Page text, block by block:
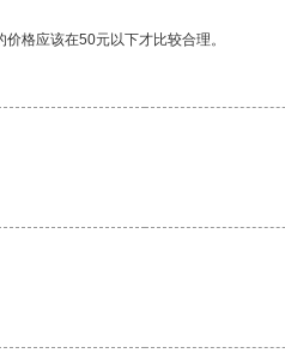
格应该在50元以下才比较合理。